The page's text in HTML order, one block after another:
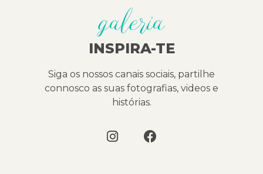
galeria
INSPIRA-TE
Siga os nossos canais sociais, partilhe
connosco as suas fotografias, videos e
histórias.